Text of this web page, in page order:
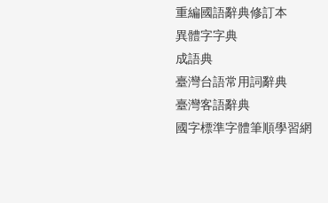
重編國語辭典修訂本
異體字字典
成語典
臺灣台語常用詞辭典
臺灣客語辭典
國字標準字體筆順學習網